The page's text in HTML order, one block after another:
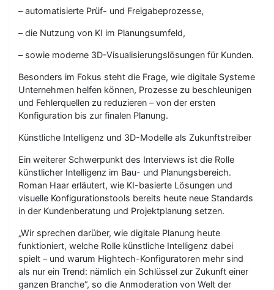
– automatisierte Prüf- und Freigabeprozesse,
– die Nutzung von KI im Planungsumfeld,
– sowie moderne 3D-Visualisierungslösungen für Kunden.
Besonders im Fokus steht die Frage, wie digitale Systeme
Unternehmen helfen können, Prozesse zu beschleunigen
und Fehlerquellen zu reduzieren – von der ersten
Konfiguration bis zur finalen Planung.
Künstliche Intelligenz und 3D-Modelle als Zukunftstreiber
Ein weiterer Schwerpunkt des Interviews ist die Rolle
künstlicher Intelligenz im Bau- und Planungsbereich.
Roman Haar erläutert, wie KI-basierte Lösungen und
visuelle Konfigurationstools bereits heute neue Standards
in der Kundenberatung und Projektplanung setzen.
„Wir sprechen darüber, wie digitale Planung heute
funktioniert, welche Rolle künstliche Intelligenz dabei
spielt – und warum Hightech-Konfiguratoren mehr sind
als nur ein Trend: nämlich ein Schlüssel zur Zukunft einer
ganzen Branche“, so die Anmoderation von Welt der